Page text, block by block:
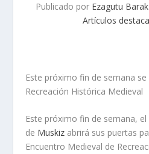
Publicado por Ezagutu
Artículos
Este próximo fin de semana se
Recreación Histórica Medieval
Este próximo fin de semana,
de Muskiz abrirá sus puertas
Encuentro Medieval de